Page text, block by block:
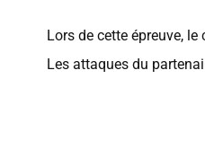
Lors de cette épreuve,
Les attaques du